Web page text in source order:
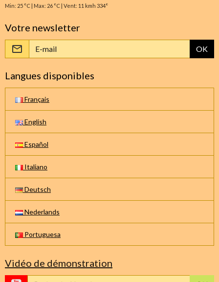
Min: 25 °C | Max: 26 °C | Vent: 11 kmh 334°
Votre newsletter
OK
Langues disponibles
Français
English
Español
Italiano
Deutsch
Nederlands
Portuguesa
Vidéo de démonstration